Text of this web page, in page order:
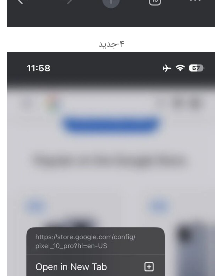
۴-جدید